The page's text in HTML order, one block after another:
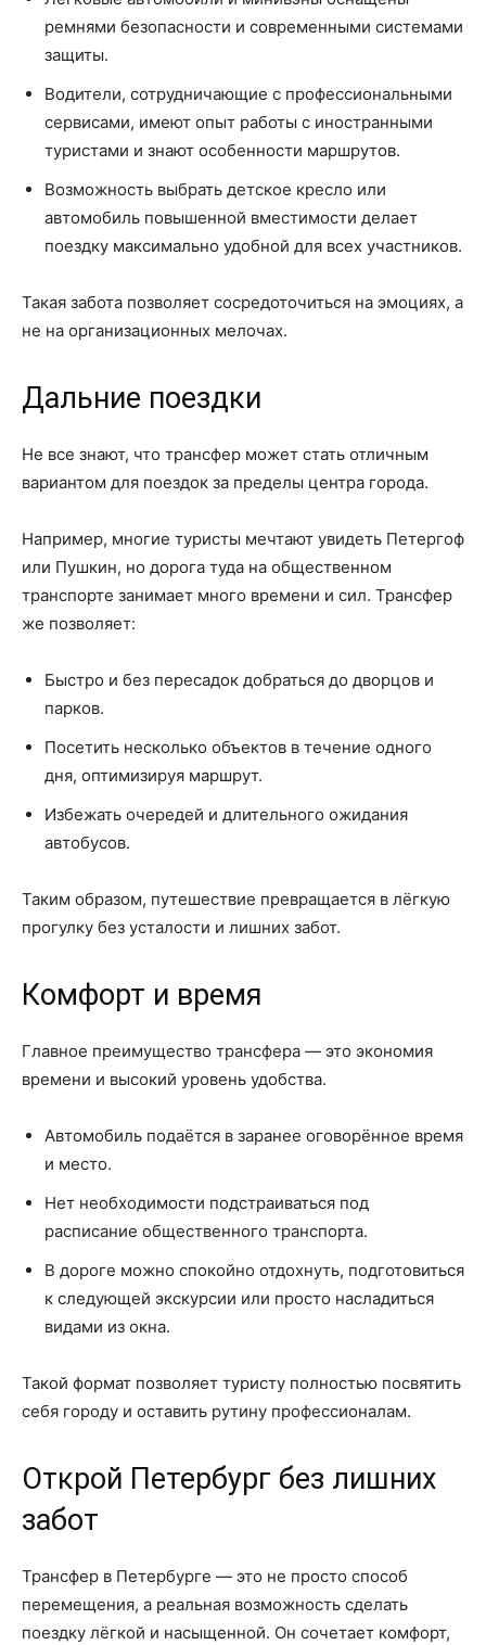
ремнями безопасности и современными системами
защиты.
Водители, сотрудничающие с профессиональными
сервисами, имеют опыт работы с иностранными
туристами и знают особенности маршрутов.
Возможность выбрать детское кресло или
автомобиль повышенной вместимости делает
поездку максимально удобной для всех участников.
Такая забота позволяет сосредоточиться на эмоциях, а
не на организационных мелочах.
Дальние поездки
Не все знают, что трансфер может стать отличным
вариантом для поездок за пределы центра города.
Например, многие туристы мечтают увидеть Петергоф
или Пушкин, но дорога туда на общественном
транспорте занимает много времени и сил. Трансфер
же позволяет:
Быстро и без пересадок добраться до дворцов и
парков.
Посетить несколько объектов в течение одного
дня, оптимизируя маршрут.
Избежать очередей и длительного ожидания
автобусов.
Таким образом, путешествие превращается в лёгкую
прогулку без усталости и лишних забот.
Комфорт и время
Главное преимущество трансфера — это экономия
времени и высокий уровень удобства.
Автомобиль подаётся в заранее оговорённое время
и место.
Нет необходимости подстраиваться под
расписание общественного транспорта.
В дороге можно спокойно отдохнуть, подготовиться
к следующей экскурсии или просто насладиться
видами из окна.
Такой формат позволяет туристу полностью посвятить
себя городу и оставить рутину профессионалам.
Открой Петербург без лишних
забот
Трансфер в Петербурге — это не просто способ
перемещения, а реальная возможность сделать
поездку лёгкой и насыщенной. Он сочетает комфорт,